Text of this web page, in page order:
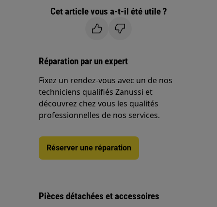
Cet article vous a-t-il été utile ?
Réparation par un expert
Fixez un rendez-vous avec un de nos
techniciens qualifiés Zanussi et
découvrez chez vous les qualités
professionnelles de nos services.
Réserver une réparation
Pièces détachées et accessoires